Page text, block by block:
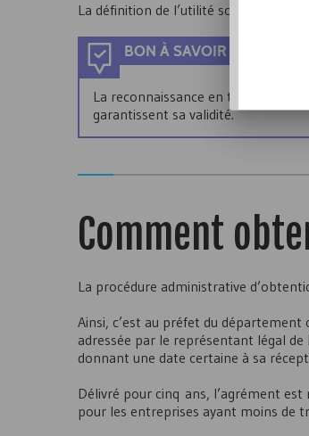
La définition de l’utilité sociale a été
BON À SAVOIR
La reconnaissance en tant qu’
garantissent sa validité.
Comment
La procédure administrative
Ainsi, c’est au préfet du département
adressée par le représentant légal
donnant une date certaine à sa
Délivré pour cinq ans, l’agrément
pour les entreprises ayant moins de